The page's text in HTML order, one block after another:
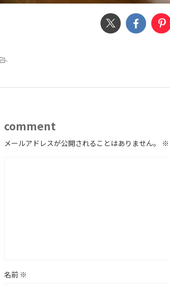
-
comment
メールアドレスが公開されることはありません。 ※
名前 ※